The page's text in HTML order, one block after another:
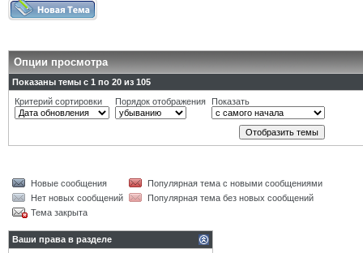
Опции просмотра
Показаны темы с 1 по 20 из 105
Критерий сортировки
Порядок отображения Показать
Новые сообщения
Популярная тема с новыми сообщениями
Нет новых сообщений
Популярная тема без новых сообщений
Тема закрыта
Ваши права в разделе